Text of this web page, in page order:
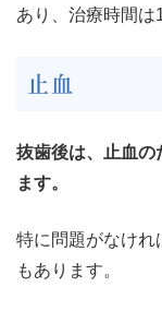
あり、治療時間は
止血
抜歯後は、止血の
ます。
特に問題がなけれ
もあります。